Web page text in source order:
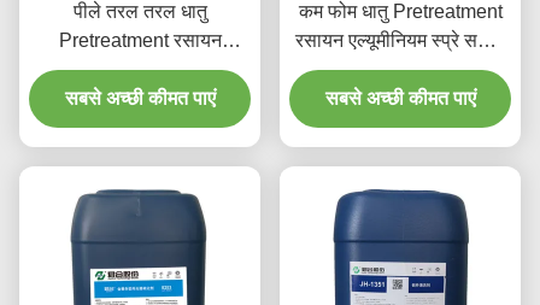
पीले तरल तरल धातु
Pretreatment रसायन
एल्यूमीनियम सफाई एजेंट
सबसे अच्छी कीमत पाएं
कम फोम धातु Pretreatment
रसायन एल्यूमीनियम स्प्रे सफाई
एजेंट
सबसे अच्छी कीमत पाएं